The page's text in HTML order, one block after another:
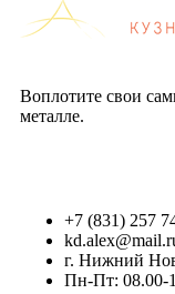
Воплотите свои
металле.
+7 (831) 257
г. Нижний
Пн-Пт: 08.00-